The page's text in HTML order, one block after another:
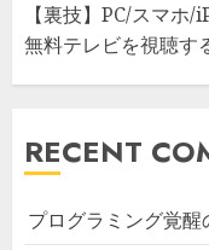
【裏技】PC/スマ
無料テレビを視聴す
RECENT
プログラミング覚醒